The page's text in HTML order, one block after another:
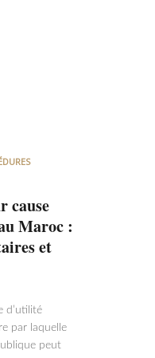
cause
Maroc :
et
d’utilité
par laquelle
peut